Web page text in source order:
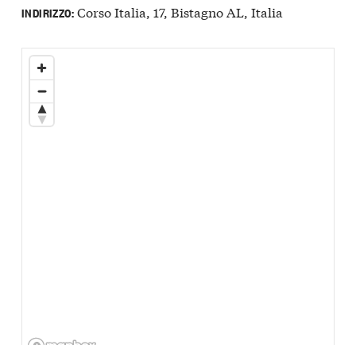
INDIRIZZO:Corso Italia, 17, Bistagno AL, Italia